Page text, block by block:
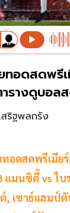
ทอดสดพรี
รางดูบอล
ริฐพลกรัง
อดสดพรีเมีย
แมนซิตี้ vs ไ
, เซาธ์แฮมป์